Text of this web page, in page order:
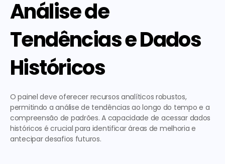
Análise de
Tendências e Dados
Históricos
O painel deve oferecer recursos analíticos robustos,
permitindo a análise de tendências ao longo do tempo e a
compreensão de padrões. A capacidade de acessar dados
históricos é crucial para identificar áreas de melhoria e
antecipar desafios futuros.